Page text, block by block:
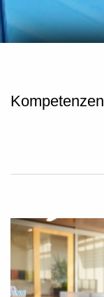
Kompetenzen